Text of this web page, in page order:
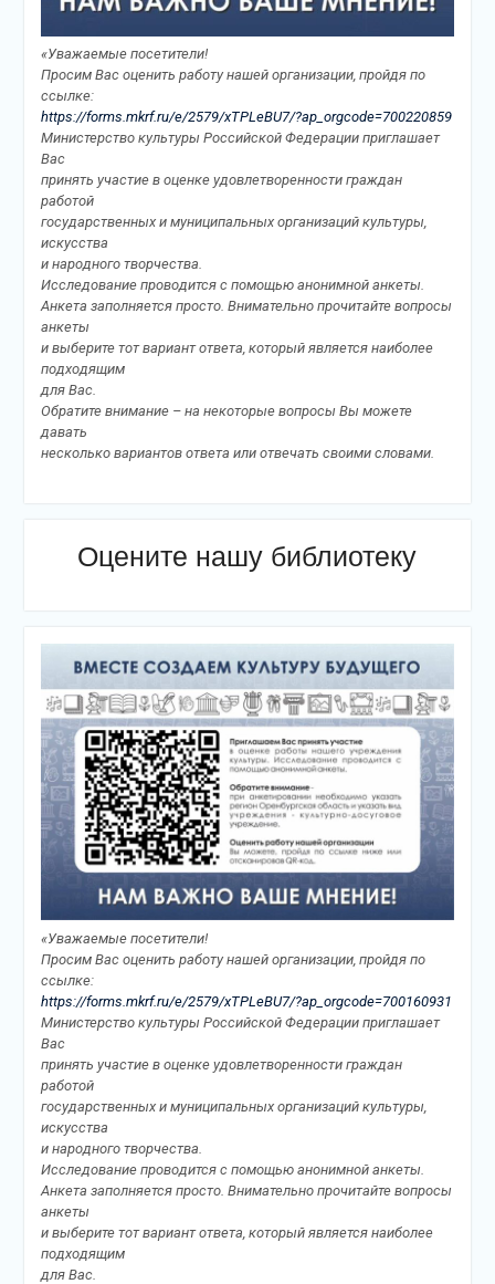
«Уважаемые посетители!
Просим Вас оценить работу нашей организации, пройдя по
ссылке:
https://forms.mkrf.ru/e/2579/xTPLeBU7/?ap_orgcode=700220859
Министерство культуры Российской Федерации приглашает
Вас
принять участие в оценке удовлетворенности граждан
работой
государственных и муниципальных организаций культуры,
искусства
и народного творчества.
Исследование проводится с помощью анонимной анкеты.
Анкета заполняется просто. Внимательно прочитайте вопросы
анкеты
и выберите тот вариант ответа, который является наиболее
подходящим
для Вас.
Обратите внимание – на некоторые вопросы Вы можете
давать
несколько вариантов ответа или отвечать своими словами.
Оцените нашу библиотеку
«Уважаемые посетители!
Просим Вас оценить работу нашей организации, пройдя по
ссылке:
https://forms.mkrf.ru/e/2579/xTPLeBU7/?ap_orgcode=700160931
Министерство культуры Российской Федерации приглашает
Вас
принять участие в оценке удовлетворенности граждан
работой
государственных и муниципальных организаций культуры,
искусства
и народного творчества.
Исследование проводится с помощью анонимной анкеты.
Анкета заполняется просто. Внимательно прочитайте вопросы
анкеты
и выберите тот вариант ответа, который является наиболее
подходящим
для Вас.